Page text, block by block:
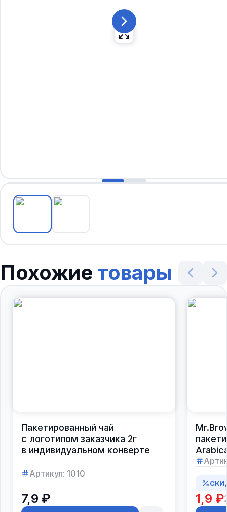
Похожие товары
Пакетированный чай
с логотипом заказчика 2г
в индивидуальном конверте
Артикул: 1010
7,9 ₽ 1,9 ₽